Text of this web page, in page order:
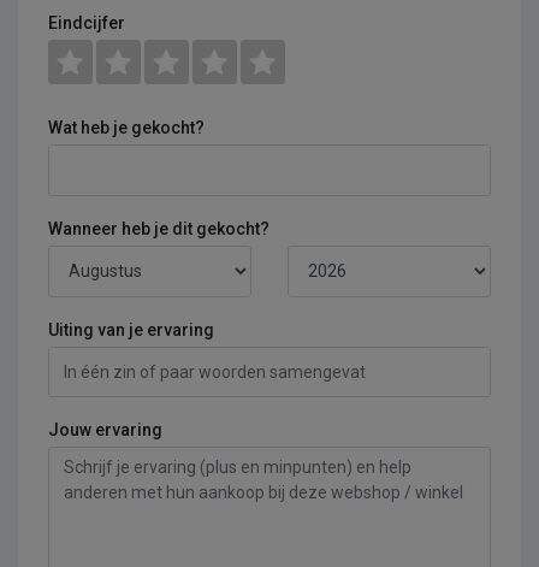
Eindcijfer
Wat heb je gekocht?
Wanneer heb je dit gekocht?
Uiting van je ervaring
Jouw ervaring